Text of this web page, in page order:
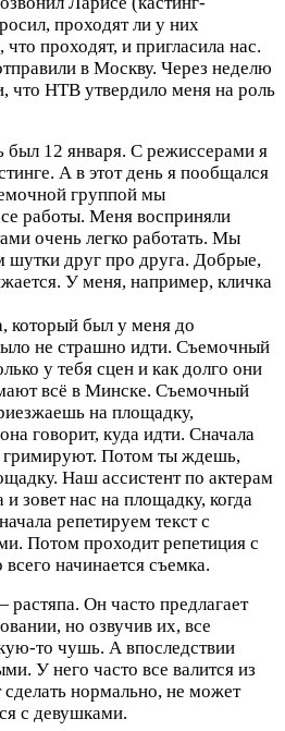
проходят ли у них
проходят, и пригласила нас.
в Москву. Через неделю
что НТВ утвердило меня на роль
12 января. С режиссерами я
А в этот день я пообщался
группой мы
работы. Меня восприняли
очень легко работать. Мы
шутки друг про друга. Добрые,
У меня, например, кличка
который был у меня до
не страшно идти. Съемочный
у тебя сцен и как долго они
всё в Минске. Съемочный
на площадку,
говорит, куда идти. Сначала
гримируют. Потом ты ждешь,
Наш ассистент по актерам
зовет нас на площадку, когда
репетируем текст с
Потом проходит репетиция с
начинается съемка.
Он часто предлагает
но озвучив их, все
то чушь. А впоследствии
У него часто все валится из
нормально, не может
с девушками.